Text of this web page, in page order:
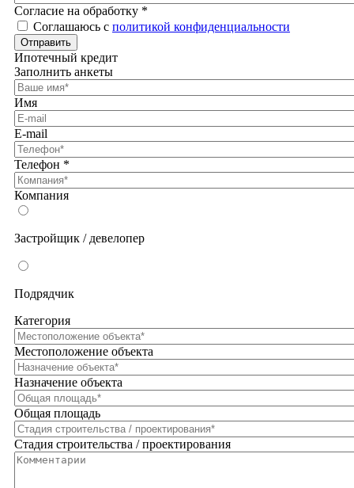
Согласие на обработку *
Соглашаюсь с политикой конфиденциальности
Отправить
Ипотечный кредит
Заполнить анкеты
Имя
E-mail
Телефон *
Компания
Застройщик / девелопер
Подрядчик
Категория
Местоположение объекта
Назначение объекта
Общая площадь
Стадия строительства / проектирования